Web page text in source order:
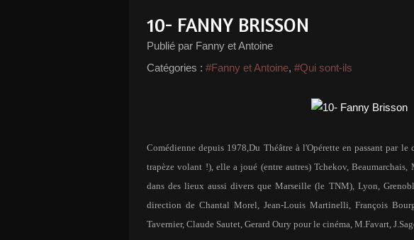
10- FANNY BRISSON
Publié par Fanny et Antoine
Catégories : #Fanny et Antoine, #Qui sont-ils
Comédienne depuis 1978,Du Théâtre à l'Opérette en passant par
trapèze volant !), elle a joué (entre autres) Tchekov,
dans des lieux aussi divers que Marseille (le TNM), Lyon,
direction de Chantal Morel, Jean-Louis Martinelli, François
Tavernier, Claude Sautet, Gerard Oury pour le cinéma, M.Favart,